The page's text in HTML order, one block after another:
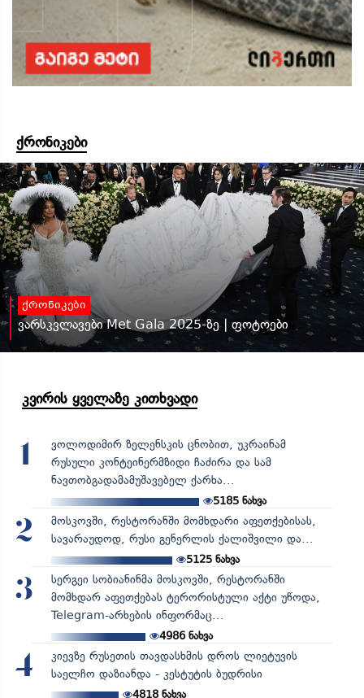
ქრონიკები
ქრონიკები
ვარსკვლავები Met Gala 2025-ზე | ფოტოები
კვირის ყველაზე კითხვადი
1
ვოლოდიმირ ზელენსკის ცნობით, უკრაინამ
რუსული კონტეინერმზიდი ჩაძირა და სამ
ნავთობგადამამუშავებელ ქარხა...
5185 ნახვა
2
მოსკოვში, რესტორანში მომხდარი აფეთქებისას,
სავარაუდოდ, რუსი გენერლის ქალიშვილი და...
5125ნახვა
3
სერგეი სობიანინმა მოსკოვში, რესტორანში
მომხდარ აფეთქებას ტერორისტული აქტი უწოდა,
Telegram-არხების ინფორმაც...
4986ნახვა
4
კიევზე რუსეთის თავდასხმის დროს ლიეტუვის
საელჩო დაზიანდა - კესტუტის ბუდრისი
4818ნახვა